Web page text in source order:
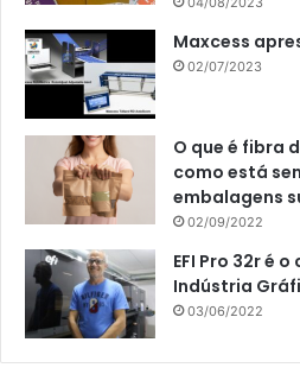
Maxcess
02/07/2023
O que é fibra
como está
embalagens
02/09/2022
EFI Pro 32r é
Indústria
03/06/2022